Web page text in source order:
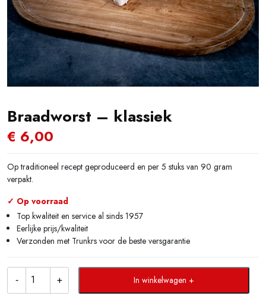
Braadworst – klassiek
€ 6,00
Op traditioneel recept geproduceerd en per 5 stuks van 90 gram
verpakt.
✓ Op voorraad
Top kwaliteit en service al sinds 1957
Eerlijke prijs/kwaliteit
Verzonden met Trunkrs voor de beste versgarantie
In winkelwagen